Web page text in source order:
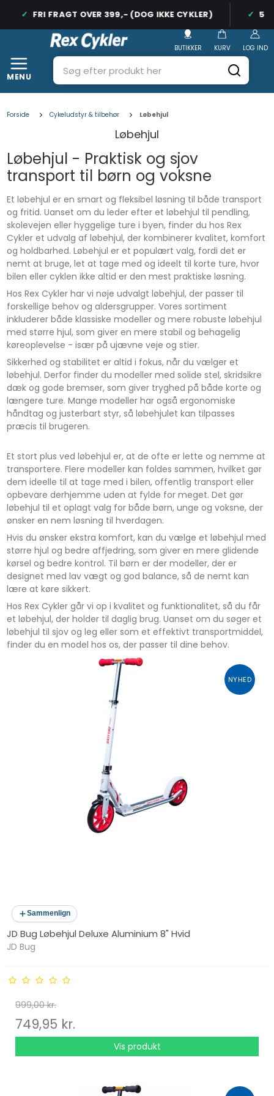
FRI FRAGT OVER 399,- (DOG IKKE CYKLER) 5-
MENU
LOG IND
BUTIKKER KURV
Forside Cykeludstyr & tilbehør Løbehjul
Løbehjul
Løbehjul - Praktisk og sjov
transport til børn og voksne
Et løbehjul er en smart og fleksibel løsning til både transport
og fritid. Uanset om du leder efter et løbehjul til pendling,
skolevejen eller hyggelige ture i byen, finder du hos Rex
Cykler et udvalg af løbehjul, der kombinerer kvalitet, komfort
og holdbarhed. Løbehjul er et populært valg, fordi det er
nemt at bruge, let at tage med og ideelt til korte ture, hvor
bilen eller cyklen ikke altid er den mest praktiske løsning.
Hos Rex Cykler har vi nøje udvalgt løbehjul, der passer til
forskellige behov og aldersgrupper. Vores sortiment
inkluderer både klassiske modeller og mere robuste løbehjul
med større hjul, som giver en mere stabil og behagelig
køreoplevelse - især på ujævne veje og stier.
Sikkerhed og stabilitet er altid i fokus, når du vælger et
løbehjul. Derfor finder du modeller med solide stel, skridsikre
dæk og gode bremser, som giver tryghed på både korte og
længere ture. Mange modeller har også ergonomiske
håndtag og justerbart styr, så løbehjulet kan tilpasses
præcis til brugeren.
Et stort plus ved løbehjul er, at de ofte er lette og nemme at
transportere. Flere modeller kan foldes sammen, hvilket gør
dem ideelle til at tage med i bilen, offentlig transport eller
opbevare derhjemme uden at fylde for meget. Det gør
løbehjul til et oplagt valg for både børn, unge og voksne, der
ønsker en nem løsning til hverdagen.
Hvis du ønsker ekstra komfort, kan du vælge et løbehjul med
større hjul og bedre affjedring, som giver en mere glidende
kørsel og bedre kontrol. Til børn er der modeller, der er
designet med lav vægt og god balance, så de nemt kan
lære at køre sikkert.
Hos Rex Cykler går vi op i kvalitet og funktionalitet, så du får
et løbehjul, der holder til daglig brug. Uanset om du søger et
løbehjul til sjov og leg eller som et effektivt transportmiddel,
finder du en model hos os, der passer til dine behov.
NYHED
Sammenlign
JD Bug Løbehjul Deluxe Aluminium 8" Hvid
JD Bug
999,00 kr.
749,95 kr.
Vis produkt